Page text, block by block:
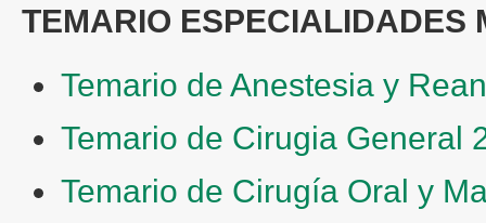
TEMARIO ESPECIALIDADES
Temario de Anestesia y
Temario de Cirugia General
Temario de Cirugía Oral y